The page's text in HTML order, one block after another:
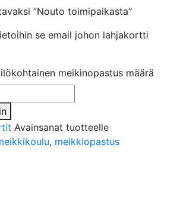
”Nouto toimipaikasta”
se email johon lahjakortti
meikinopastus määrä
Avainsanat tuotteelle
, meikkiopastus